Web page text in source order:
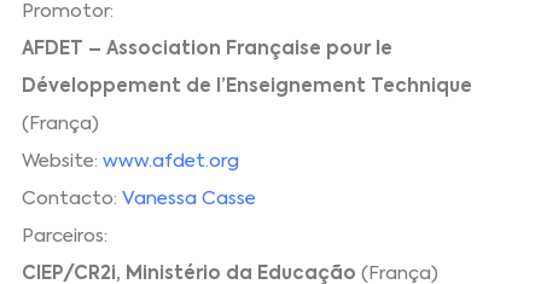
Promotor:
AFDET – Association Française pour le
Développement de l’Enseignement Technique
(França)
Website:www.afdet.org
Contacto:Vanessa Casse
Parceiros:
CIEP/CR2i, Ministério da Educação (França)